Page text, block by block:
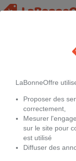
Promotions sur
LaBonneOffre
Proposer des
correctement,
Mesurer
sur le site pour
est utilisé
Diffuser des